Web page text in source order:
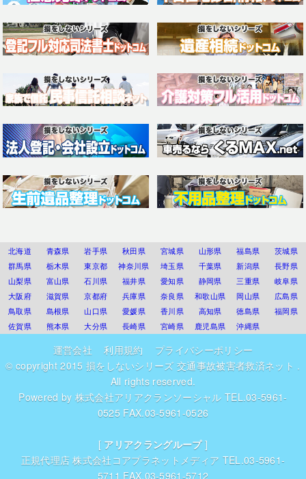
北海道 青森県 岩手県 秋田県 宮城県 山形県 福島県
茨城県
群馬県
栃木県 東京都 神奈川県 埼玉県 千葉県 新潟県
長野県
山梨県
富山県 石川県 福井県 愛知県 静岡県 三重県
岐阜県
大阪府
滋賀県 京都府 兵庫県 奈良県 和歌山県 岡山県
広島県
鳥取県
島根県 山口県 愛媛県 香川県 高知県 徳島県
福岡県
佐賀県
熊本県 大分県 長崎県 宮崎県 鹿児島県 沖縄県
運営会社 利用規約
プライバシーポリシー
© copyright 2015 損をしないシリーズ 交通事故被害者救済ネット .
All rights reserved.
Powered by 株式会社アリアクランソーシャル TEL.03-5961-
0525 FAX.03-5961-0526
[ アリアクラングループ]
正規代理店株式会社コアプラネットメディア TEL.03-5961-
5711 FAX.03-5961-5712